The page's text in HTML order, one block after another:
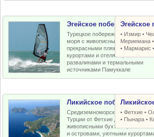
Эгейское побережье
Турецкое побережье Эгейского
моря с живописными бухтами,
прекрасными пляжами,
курортами и отелями, античными
развалинами и термальными
источниками Памуккале
Эгейское
• Измир •
Мериемана
• Мармарис •
Ликийское побережье
Средиземноморское побережье
Турции от Фетхие до Кемера с
живописными бухтами, пляжами
и островами, уютными
•Фетхие •
• Пынара •